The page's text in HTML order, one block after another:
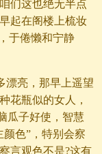
们这也绝无半点
起在阁楼上梳妆
于倦懒和宁静
漂亮，那早上遥望
花瓶似的女人，
瓜子好使，智慧
色”，特别会察
言观色不是?这有